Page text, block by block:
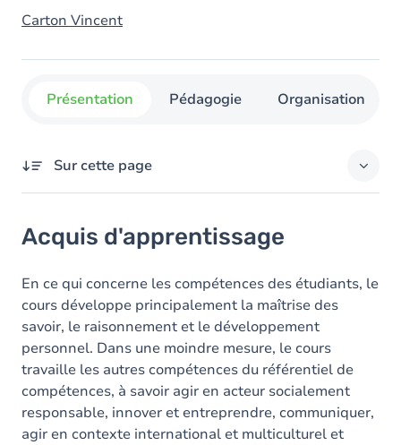
Carton Vincent
Présentation Pédagogie Organisation
Sur cette page
Objectifs
Contenu
Acquis d'apprentissage
En ce qui concerne les compétences des étudiants, le
cours développe principalement la maîtrise des
savoir, le raisonnement et le développement
personnel. Dans une moindre mesure, le cours
travaille les autres compétences du référentiel de
compétences, à savoir agir en acteur socialement
responsable, innover et entreprendre, communiquer,
agir en contexte international et multiculturel et